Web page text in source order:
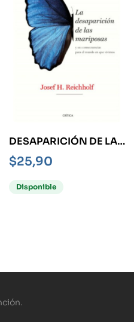
DESAPARICIÓN DE LAS
MARIPOSAS, LA
$25,90
Disponible